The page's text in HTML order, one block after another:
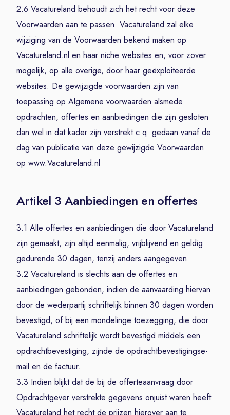
2.6 Vacatureland behoudt zich het recht voor deze
Voorwaarden aan te passen. Vacatureland zal elke
wijziging van de Voorwaarden bekend maken op
Vacatureland.nl en haar niche websites en, voor zover
mogelijk, op alle overige, door haar geëxploiteerde
websites. De gewijzigde voorwaarden zijn van
toepassing op Algemene voorwaarden alsmede
opdrachten, offertes en aanbiedingen die zijn gesloten
dan wel in dat kader zijn verstrekt c.q. gedaan vanaf de
dag van publicatie van deze gewijzigde Voorwaarden
op www.Vacatureland.nl
Artikel 3 Aanbiedingen en offertes
3.1 Alle offertes en aanbiedingen die door Vacatureland
zijn gemaakt, zijn altijd eenmalig, vrijblijvend en geldig
gedurende 30 dagen, tenzij anders aangegeven.
3.2 Vacatureland is slechts aan de offertes en
aanbiedingen gebonden, indien de aanvaarding hiervan
door de wederpartij schriftelijk binnen 30 dagen worden
bevestigd, of bij een mondelinge toezegging, die door
Vacatureland schriftelijk wordt bevestigd middels een
opdrachtbevestiging, zijnde de opdrachtbevestigingse-
mail en de factuur.
3.3 Indien blijkt dat de bij de offerteaanvraag door
Opdrachtgever verstrekte gegevens onjuist waren heeft